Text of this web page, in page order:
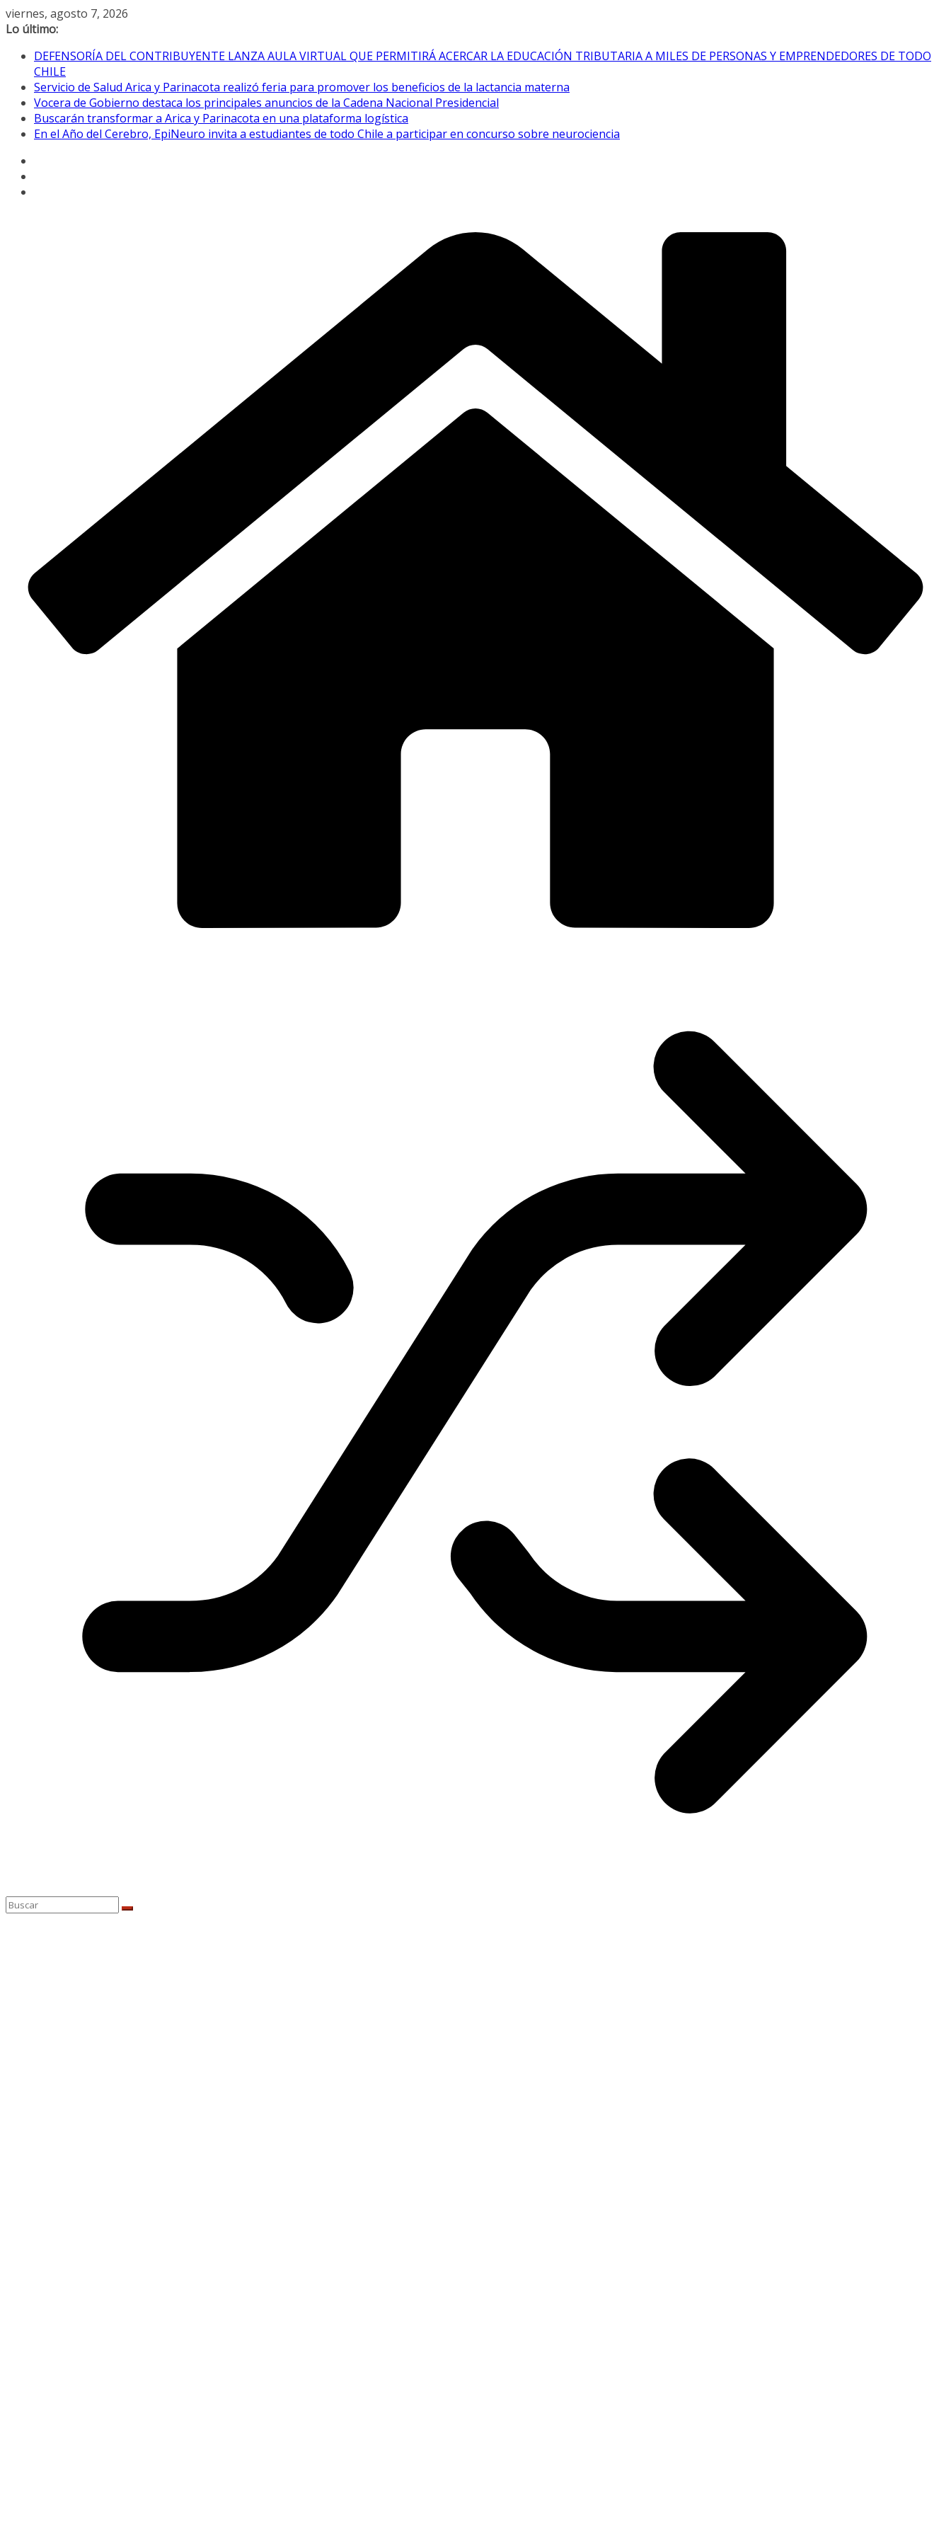
Saltar
al
viernes, agosto 7, 2026
Lo último:
DEFENSORÍA DEL CONTRIBUYENTE LANZA AULA VIRTUAL QUE PERMITIRÁ ACERCAR LA EDUCACIÓN TRIBUTARIA A MILES DE PERSONAS Y EMPRENDEDORES DE TODO
CHILE
Servicio de Salud Arica y Parinacota realizó feria para promover los beneficios de la lactancia materna
Vocera de Gobierno destaca los principales anuncios de la Cadena Nacional Presidencial
Buscarán transformar a Arica y Parinacota en una plataforma logística
En el Año del Cerebro, EpiNeuro invita a estudiantes de todo Chile a participar en concurso sobre neurociencia